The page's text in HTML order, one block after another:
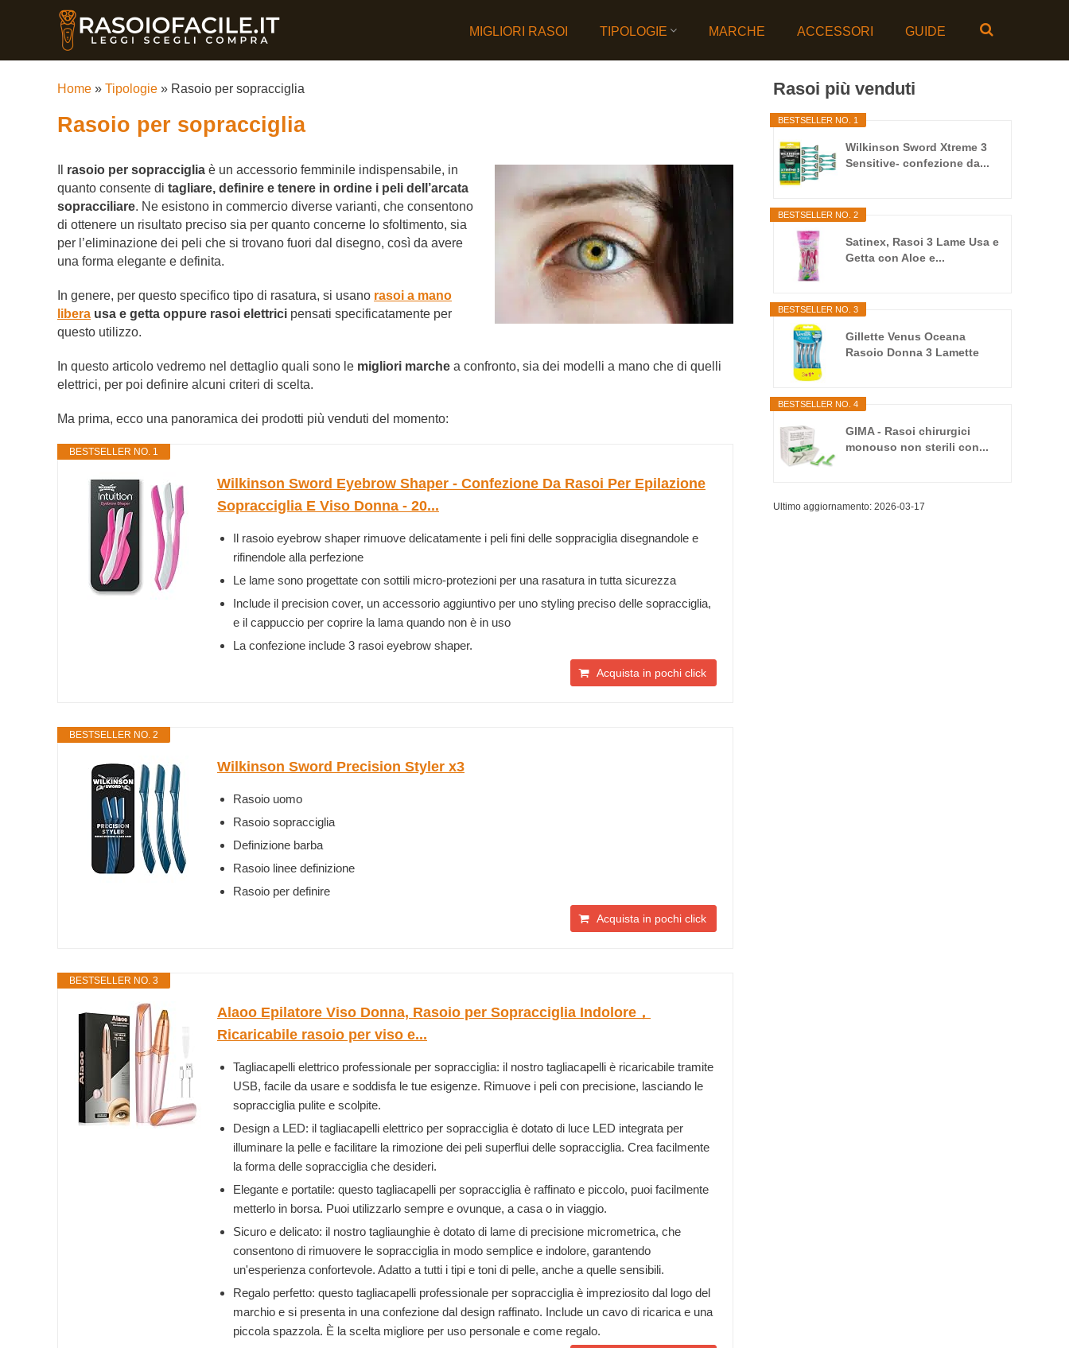
MIGLIORI RASOI TIPOLOGIE MARCHE ACCESSORI GUIDE
Home » Tipologie » Rasoio per sopracciglia
Rasoio per sopracciglia
rasoio per sopracciglia è un accessorio femminile indispensabile, in
quanto consente di tagliare, definire e tenere in ordine i peli dell’arcata
sopracciliare. Ne esistono in commercio diverse varianti, che consentono
di ottenere un risultato preciso sia per quanto concerne lo sfoltimento, sia
per l’eliminazione dei peli che si trovano fuori dal disegno, così da avere
una forma elegante e definita.
In genere, per questo specifico tipo di rasatura, si usano rasoi a mano
libera usa e getta oppure rasoi elettrici pensati specificatamente per
questo utilizzo.
In questo articolo vedremo nel dettaglio quali sono le migliori marche a confronto, sia dei modelli a mano che di quelli
elettrici, per poi definire alcuni criteri di scelta.
Ma prima, ecco una panoramica dei prodotti più venduti del momento:
BESTSELLER NO. 1
Wilkinson Sword Eyebrow Shaper - Confezione Da Rasoi Per Epilazione
Sopracciglia E Viso Donna - 20...
Il rasoio eyebrow shaper rimuove delicatamente i peli fini delle soppraciglia disegnandole e
rifinendole alla perfezione
Le lame sono progettate con sottili micro-protezioni per una rasatura in tutta sicurezza
Include il precision cover, un accessorio aggiuntivo per uno styling preciso delle sopracciglia,
e il cappuccio per coprire la lama quando non è in uso
La confezione include 3 rasoi eyebrow shaper.
Acquista in pochi click
BESTSELLER NO. 2
Wilkinson Sword Precision Styler x3
Rasoio uomo
Rasoio sopracciglia
Definizione barba
Rasoio linee definizione
Rasoio per definire
Acquista in pochi click
BESTSELLER NO. 3
Alaoo Epilatore Viso Donna, Rasoio per Sopracciglia Indolore，
Ricaricabile rasoio per viso e...
Tagliacapelli elettrico professionale per sopracciglia: il nostro tagliacapelli è ricaricabile tramite
USB, facile da usare e soddisfa le tue esigenze. Rimuove i peli con precisione, lasciando le
sopracciglia pulite e scolpite.
Design a LED: il tagliacapelli elettrico per sopracciglia è dotato di luce LED integrata per
illuminare la pelle e facilitare la rimozione dei peli superflui delle sopracciglia. Crea facilmente
la forma delle sopracciglia che desideri.
Elegante e portatile: questo tagliacapelli per sopracciglia è raffinato e piccolo, puoi facilmente
metterlo in borsa. Puoi utilizzarlo sempre e ovunque, a casa o in viaggio.
Sicuro e delicato: il nostro tagliaunghie è dotato di lame di precisione micrometrica, che
consentono di rimuovere le sopracciglia in modo semplice e indolore, garantendo
un'esperienza confortevole. Adatto a tutti i tipi e toni di pelle, anche a quelle sensibili.
Regalo perfetto: questo tagliacapelli professionale per sopracciglia è impreziosito dal logo del
marchio e si presenta in una confezione dal design raffinato. Include un cavo di ricarica e una
piccola spazzola. È la scelta migliore per uso personale e come regalo.
Rasoi più venduti
BESTSELLER NO. 1
Wilkinson Sword Xtreme 3
Sensitive- confezione da...
BESTSELLER NO. 2
Satinex, Rasoi 3 Lame Usa e
Getta con Aloe e...
BESTSELLER NO. 3
Gillette Venus Oceana
Rasoio Donna 3 Lamette
BESTSELLER NO. 4
GIMA - Rasoi chirurgici
monouso non sterili con...
Ultimo aggiornamento: 2026-03-17